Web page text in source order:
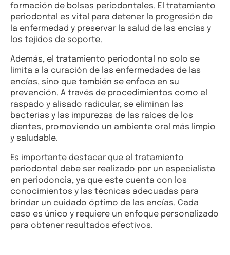
formación de bolsas periodontales. El tratamiento
periodontal es vital para detener la progresión de
la enfermedad y preservar la salud de las encías y
los tejidos de soporte.
Además, el tratamiento periodontal no solo se
limita a la curación de las enfermedades de las
encías, sino que también se enfoca en su
prevención. A través de procedimientos como el
raspado y alisado radicular, se eliminan las
bacterias y las impurezas de las raíces de los
dientes, promoviendo un ambiente oral más limpio
y saludable.
Es importante destacar que el tratamiento
periodontal debe ser realizado por un especialista
en periodoncia, ya que este cuenta con los
conocimientos y las técnicas adecuadas para
brindar un cuidado óptimo de las encías. Cada
caso es único y requiere un enfoque personalizado
para obtener resultados efectivos.